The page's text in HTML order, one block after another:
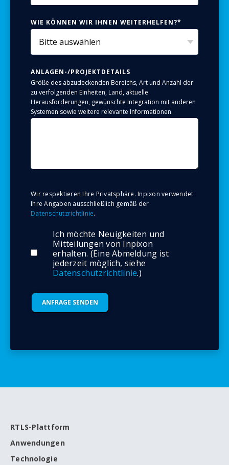
WIE KÖNNEN WIR IHNEN WEITERHELFEN?*
ANLAGEN-/PROJEKTDETAILS
Größe des abzudeckenden Bereichs, Art und Anzahl der
zu verfolgenden Einheiten, Land, aktuelle
Herausforderungen, gewünschte Integration mit anderen
Systemen sowie weitere relevante Informationen.
Wir respektieren Ihre Privatsphäre. Inpixon verwendet
Ihre Angaben ausschließlich gemäß der
Datenschutzrichtlinie.
Ich möchte Neuigkeiten und
Mitteilungen von Inpixon
erhalten. (Eine Abmeldung ist
jederzeit möglich, siehe
Datenschutzrichtlinie.)
RTLS-Plattform
Anwendungen
Technologie